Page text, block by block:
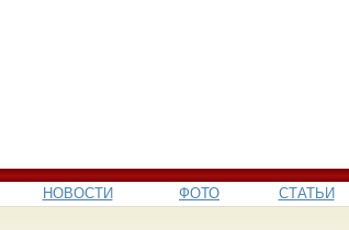
НОВОСТИ ФОТО СТАТЬИ